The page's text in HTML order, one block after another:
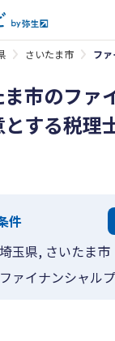
さいたま市 フ
市のファ
する税理
件
埼玉県, さいたま市
ファイナンシャル